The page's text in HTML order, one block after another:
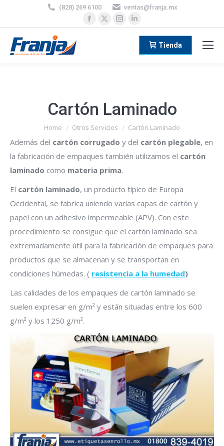
(828) 269 6100 ventas@franja.mx
Facebook Instagram
opens
in
Tienda
Cartón Laminado
You are here:
Home Otros Servicios Cartón Laminado
Además del cartón corrugado y del cartón plegable, en
la fabricación de empaques también utilizamos el cartón
laminado como materia prima.
El cartón laminado, un producto típico de Europa
Occidental, se fabrica uniendo varias capas de cartón y
papel con un adhesivo impermeable (APV). Con este
procedimiento se consigue que el cartón laminado sea
extremadamente útil para la fabricación de empaques para
productos que se almacenan y se transportan en
condiciones húmedas. ( resistencia a la humedad)
Las calidades de los empaques de cartón laminado se
suelen expresar en g/m² y están situadas entre los 600
g/m² y los 1250 g/m².